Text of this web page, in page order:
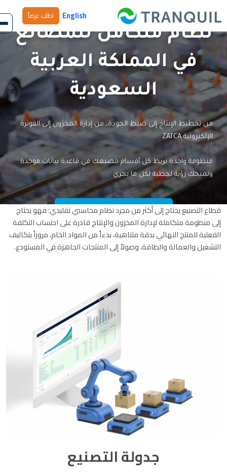
English اطلب عرضاً
نظام متكامل للمصانع
في المملكة العربية
السعودية
من تخطيط الإنتاج إلى ضبط الجودة، من إدارة المخزون إلى الفوترة
الإلكترونية ZATCA
منظومة واحدة تربط كل أقسام مصنعك في قاعدة بيانات موحدة
وتمنحك رؤية لحظية لكل ما يجري
اطلب عرض تجريبى الان
قطاع التصنيع يحتاج إلى أكثر من مجرد نظام محاسبي تقليدي؛ فهو يحتاج
إلى منظومة متكاملة لإدارة المخزون والإنتاج قادرة على احتساب التكلفة
الفعلية للمنتج النهائي بدقة متناهية، بدءاً من المواد الخام، مروراً بتكاليف
التشغيل والعمالة والطاقة، وصولاً إلى المنتجات الجاهزة في المستودع.
جدولة التصنيع